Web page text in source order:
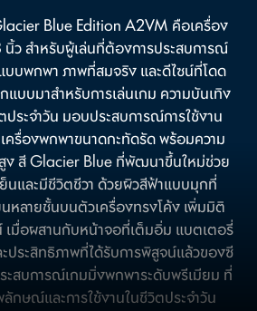
Blue Edition A2VM คือเครื่อง
ว สำหรับผู้เล่นที่ต้องการประสบการณ์
บบพกพา ภาพที่สมจริง และดีไซน์ที่โดด
แบบมาสำหรับการเล่นเกม ความบันเทิง
ประจำวัน มอบประสบการณ์การใช้งาน
รื่องพกพาขนาดกะทัดรัด พร้อมความ
ง สี Glacier Blue ที่พัฒนาขึ้นใหม่ช่วย
และมีชีวิตชีวา ด้วยผิวสีฟ้าแบบมุกที่
หลายชั้นบนตัวเครื่องทรงโค้ง เพิ่มมิติ
เมื่อผสานกับหน้าจอที่เต็มอิ่ม แบตเตอรี่
ประสิทธิภาพที่ได้รับการพิสูจน์แล้วของซี
สบการณ์เกมมิ่งพกพาระดับพรีเมียม ที่
กษณ์และการใช้งานในชีวิตประจำวัน